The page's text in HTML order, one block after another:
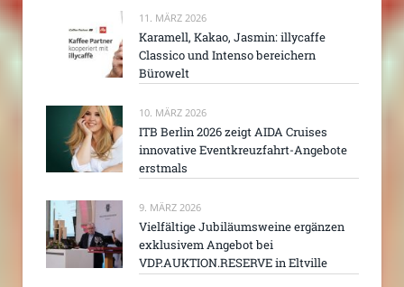
11. MÄRZ 2026
Karamell, Kakao, Jasmin: illycaffe
Classico und Intenso bereichern
Bürowelt
10. MÄRZ 2026
ITB Berlin 2026 zeigt AIDA Cruises
innovative Eventkreuzfahrt-Angebote
erstmals
9. MÄRZ 2026
Vielfältige Jubiläumsweine ergänzen
exklusivem Angebot bei
VDP.AUKTION.RESERVE in Eltville